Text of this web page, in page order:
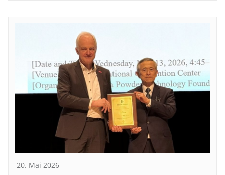
20. Mai 2026